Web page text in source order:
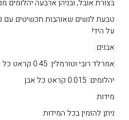
בצורת אובל, ובניהן ארבעה יהלומים
טבעת לנשים שאוהבות תכשיטים עם
על היד!
אבנים:
אמרלד רובי וטורמלין: 0.45 קראט כל אחת
יהלומים: 0.015 קראט כל אבן
מידות:
ניתן להזמין בכל המידות.